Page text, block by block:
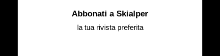
Abbonati a Skialper
la tua rivista preferita